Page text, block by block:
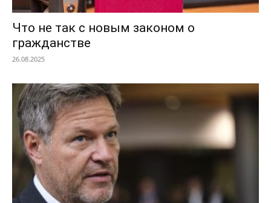
Что не так с новым законом о
гражданстве
26.08.2025